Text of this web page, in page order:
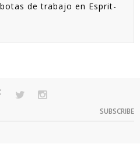
de trabajo en Esprit-
SUBSCRIBE